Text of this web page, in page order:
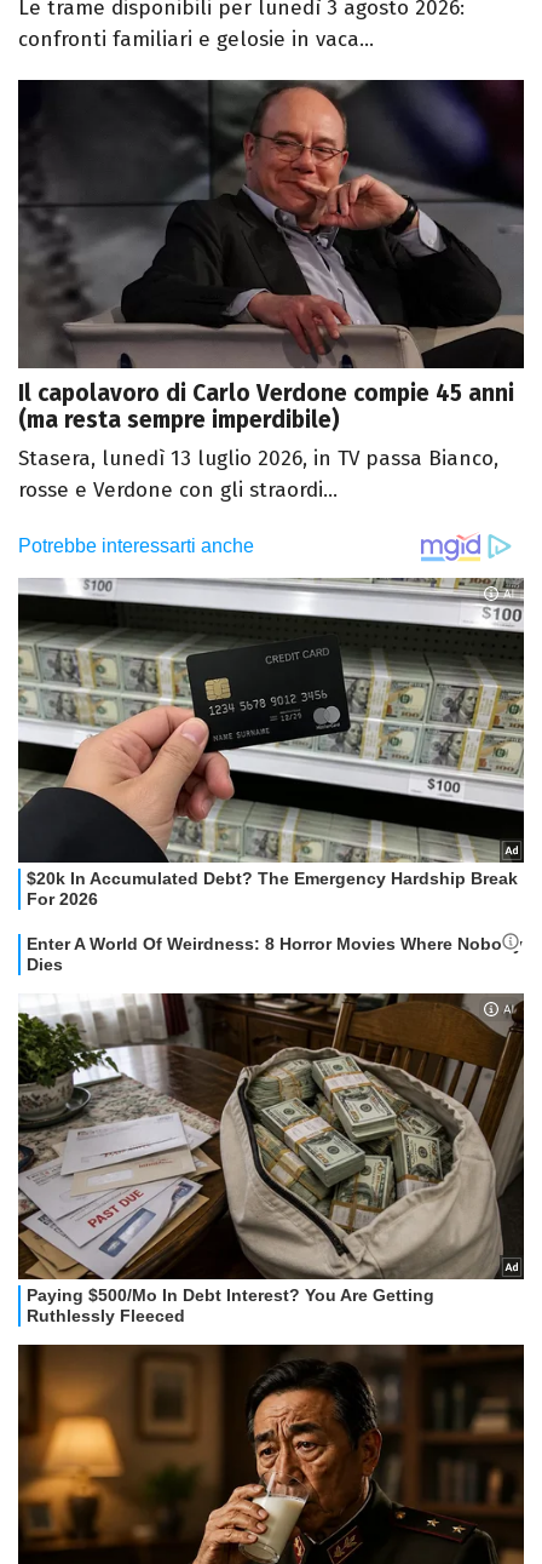
Le trame disponibili per lunedì 3 agosto 2026:
confronti familiari e gelosie in vaca...
Il capolavoro di Carlo Verdone compie 45 anni
(ma resta sempre imperdibile)
Stasera, lunedì 13 luglio 2026, in TV passa Bianco,
rosse e Verdone con gli straordi...